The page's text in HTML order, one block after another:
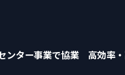
ンター事業で協業 高効率